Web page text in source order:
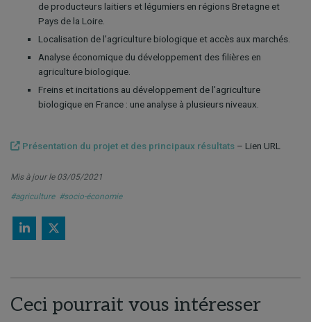
de producteurs laitiers et légumiers en régions Bretagne et
Pays de la Loire.
Localisation de l’agriculture biologique et accès aux marchés.
Analyse économique du développement des filières en
agriculture biologique.
Freins et incitations au développement de l’agriculture
biologique en France : une analyse à plusieurs niveaux.
Présentation du projet et des principaux résultats – Lien URL
Mis à jour le 03/05/2021
#agriculture #socio-économie
Ceci pourrait vous intéresser